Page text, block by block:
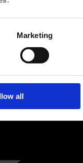
Marketing
all